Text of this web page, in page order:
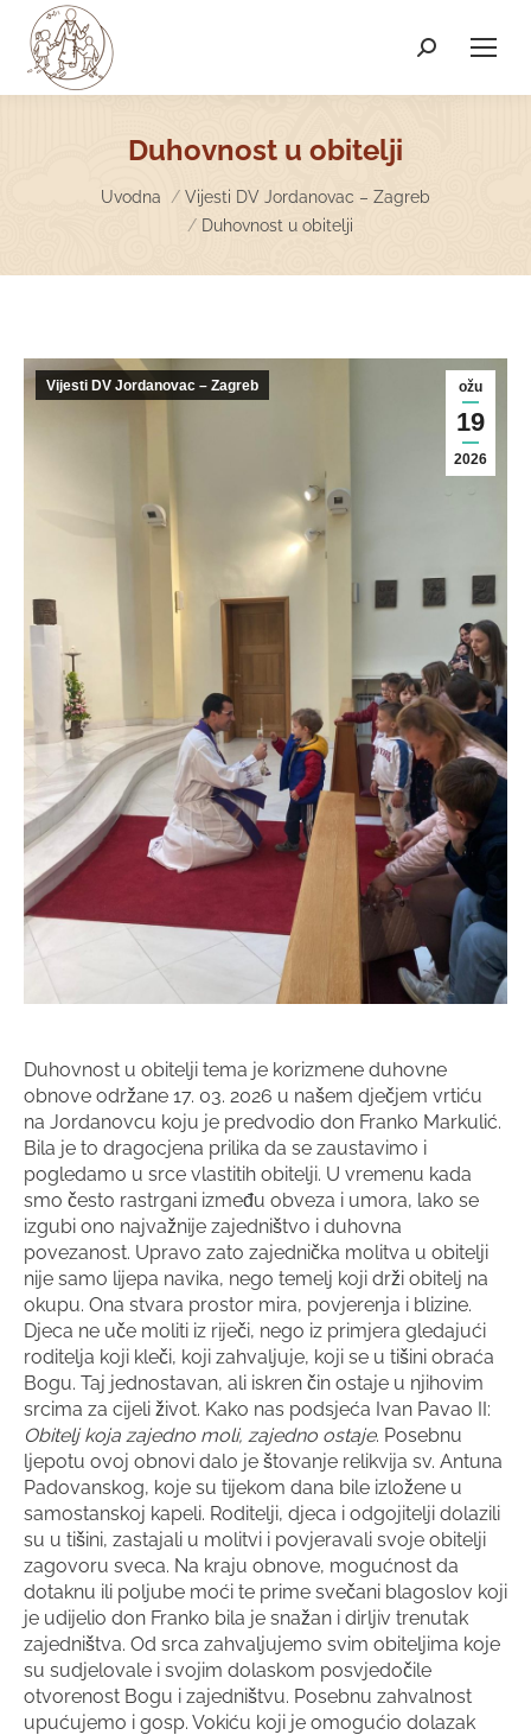
Search:
Duhovnost u obitelji
Uvodna
Vijesti DV Jordanovac – Zagreb
Duhovnost u obitelji
ožu
19
2026
Vijesti DV Jordanovac – Zagreb
Duhovnost u obitelji tema je korizmene duhovne
obnove održane 17. 03. 2026 u našem dječjem vrtiću
na Jordanovcu koju je predvodio don Franko Markulić.
Bila je to dragocjena prilika da se zaustavimo i
pogledamo u srce vlastitih obitelji. U vremenu kada
smo često rastrgani između obveza i umora, lako se
izgubi ono najvažnije zajedništvo i duhovna
povezanost. Upravo zato zajednička molitva u obitelji
nije samo lijepa navika, nego temelj koji drži obitelj na
okupu. Ona stvara prostor mira, povjerenja i blizine.
Djeca ne uče moliti iz riječi, nego iz primjera gledajući
roditelja koji kleči, koji zahvaljuje, koji se u tišini obraća
Bogu. Taj jednostavan, ali iskren čin ostaje u njihovim
srcima za cijeli život. Kako nas podsjeća Ivan Pavao II:
Obitelj koja zajedno moli, zajedno ostaje. Posebnu
ljepotu ovoj obnovi dalo je štovanje relikvija sv. Antuna
Padovanskog, koje su tijekom dana bile izložene u
samostanskoj kapeli. Roditelji, djeca i odgojitelji dolazili
su u tišini, zastajali u molitvi i povjeravali svoje obitelji
zagovoru sveca. Na kraju obnove, mogućnost da
dotaknu ili poljube moći te prime svečani blagoslov koji
je udijelio don Franko bila je snažan i dirljiv trenutak
zajedništva. Od srca zahvaljujemo svim obiteljima koje
su sudjelovale i svojim dolaskom posvjedočile
otvorenost Bogu i zajedništvu. Posebnu zahvalnost
upućujemo i gosp. Vokiću koji je omogućio dolazak